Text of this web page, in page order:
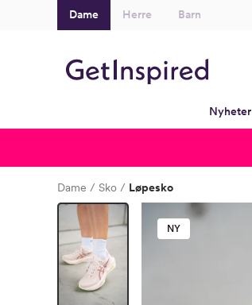
Dame Herre Barn
Nyheter
Dame Sko Løpesko
NY